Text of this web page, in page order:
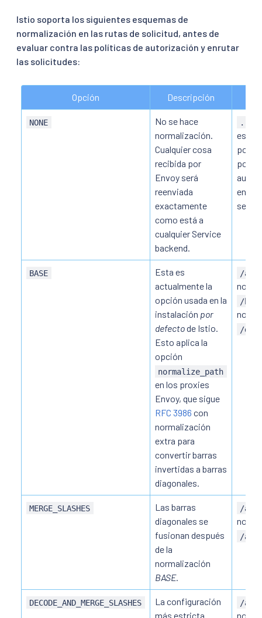
Istio soporta los siguientes esquemas de
normalización en las rutas de solicitud, antes de
evaluar contra las políticas de autorización y enrutar
las solicitudes:
Opción Descripción
NONE
No se hace
normalización.
Cualquier cosa
recibida por
Envoy será
reenviada
exactamente
como está a
cualquier Service
backend.
../
es
por
BASE
Esta es
actualmente la
opción usada en la
instalación por
defectode Istio.
Esto aplica la
opción
normalize_path
en los proxies
Envoy, que sigue
RFC 3986 con
normalización
extra para
convertir barras
invertidas a barras
diagonales.
/a/
/b
/da
MERGE_SLASHES
Las barras
diagonales se
fusionan después
de la
normalización
BASE.
/a//
/a/b
DECODE_AND_MERGE_SLASHES
La configuración
más estricta
/